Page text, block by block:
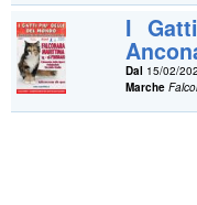
I
Dal 15/02/
Marche